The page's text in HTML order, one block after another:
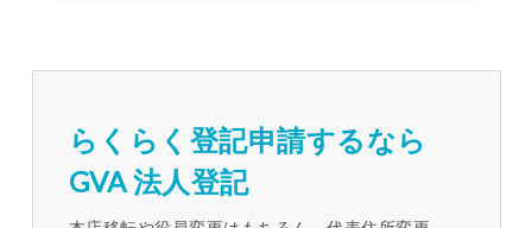
らくらく登記申請するなら
GVA 法人登記